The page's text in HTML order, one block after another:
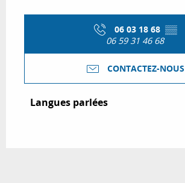
06 03 18 68 ▒▒
06 59 31 46 68
CONTACTEZ-NOUS
Langues parlées
Langues parlées